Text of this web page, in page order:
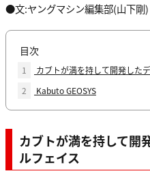
●文:ヤングマシン編集部(山下剛
目次
1
カブトが満を持して開発した
2
Kabuto GEOSYS
カブトが満を持して開
ルフェイス